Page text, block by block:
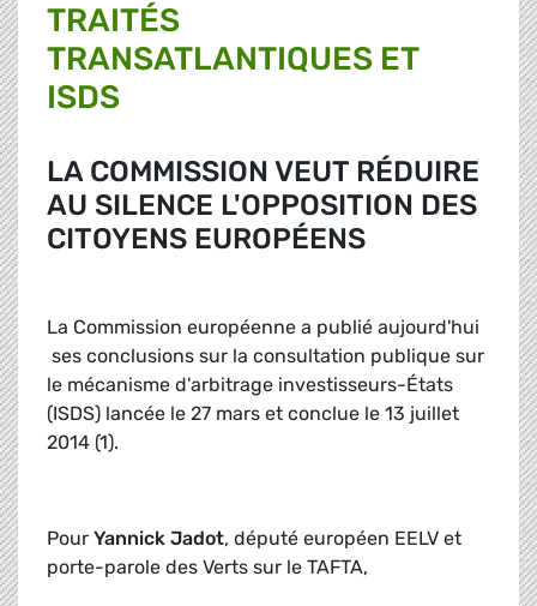
TRAITÉS
TRANSATLANTIQUES ET
ISDS
LA COMMISSION VEUT RÉDUIRE
AU SILENCE L'OPPOSITION DES
CITOYENS EUROPÉENS
La Commission européenne a publié aujourd'hui
ses conclusions sur la consultation publique sur
le mécanisme d'arbitrage investisseurs-États
(ISDS) lancée le 27 mars et conclue le 13 juillet
2014 (1).
Pour Yannick Jadot, député européen EELV et
porte-parole des Verts sur le TAFTA,